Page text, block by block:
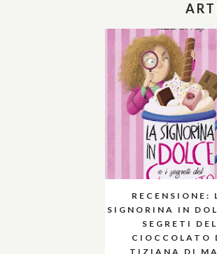
RECENSIONE:
SIGNORINA IN
SEGRETI DEL
CIOCCOLATO
TIZIANA DI